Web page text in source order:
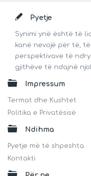
FooterPyetje
Synimi ynë është të
kanë nevojë për të,
perspektivave të
gjithëve të ndajnë
Impressum
Termat dhe Kushtet
Politika e Privatësisë
Ndihma
Pyetje më të shpeshta
Kontakti